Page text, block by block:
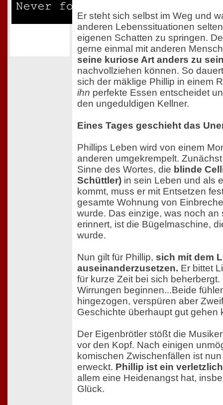
Er steht sich selbst im Weg und
anderen Lebenssituationen
eigenen Schatten zu springen.
gerne einmal mit anderen
seine kuriose Art anders zu
nachvollziehen können. So
sich der mäklige Phillip in einem
ihn perfekte Essen entscheidet
den ungeduldigen Kellner.
Eines Tages geschieht das
Phillips Leben wird von einem
anderen umgekrempelt.
Sinne des Wortes, die blinde
Schüttler) in sein Leben und als
kommt, muss er mit Entsetzen
gesamte Wohnung von
wurde. Das einzige, was noch an
erinnert, ist die Bügelmaschine,
wurde.
Nun gilt für Phillip, sich mit dem
auseinanderzusetzen. Er bittet
für kurze Zeit bei sich
Wirrungen beginnen...Beide
hingezogen, verspüren aber
Geschichte überhaupt gut gehen
Der Eigenbrötler stößt die
vor den Kopf. Nach einigen
komischen Zwischenfällen ist
erweckt. Phillip ist ein
allem eine Heidenangst hat,
Glück.